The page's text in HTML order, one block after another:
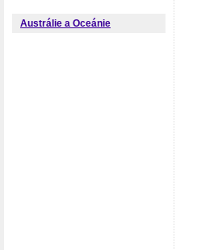
Austrálie a Oceánie